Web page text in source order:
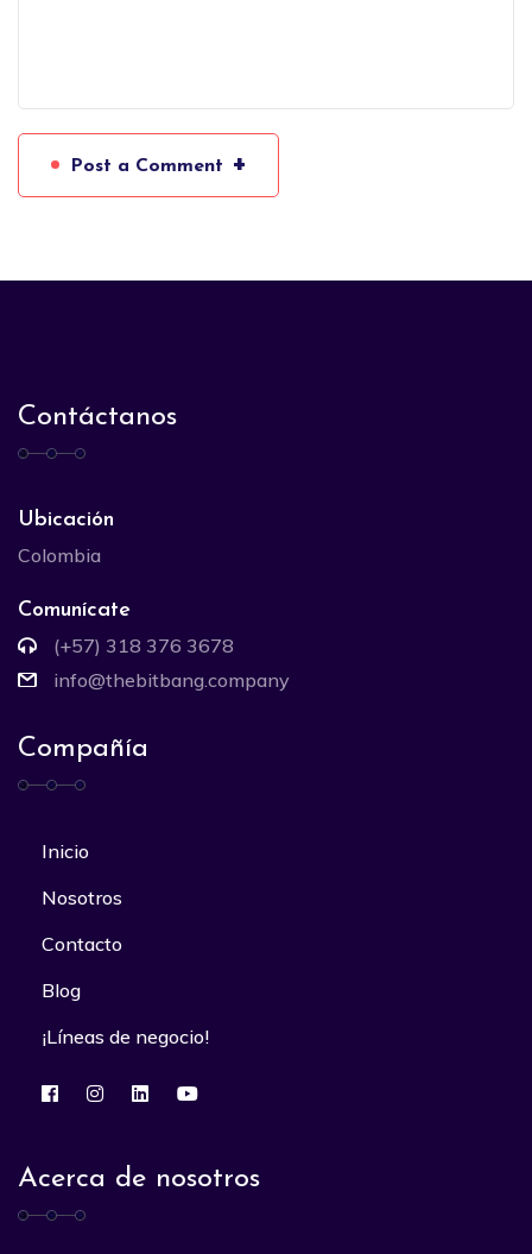
Post a Comment +
Contáctanos
Ubicación
Colombia
Comunícate
(+57) 318 376 3678
info@thebitbang.company
Compañía
Inicio
Nosotros
Contacto
Blog
¡Líneas de negocio!
Acerca de nosotros